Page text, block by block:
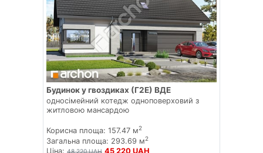
Будинок у гвоздиках (Г2Е) ВДЕ
односімейний котедж одноповерховий з
житловою мансардою
Корисна площа: 157.47 м2
Загальна площа: 293.69 м2
Ціна: 48 220 UAH 45 220 UAH